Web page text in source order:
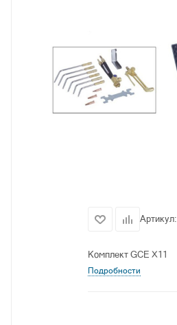
Артикул:
Комплект GCE X11
Подробности